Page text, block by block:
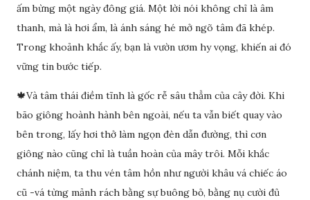
ấm bừng một ngày đông giá. Một lời nói không chỉ là âm
thanh, mà là hơi ẩm, là ánh sáng hé mở ngõ tâm đã khép.
Trong khoảnh khắc ấy, bạn là vườn ươm hy vọng, khiến ai đó
vững tin bước tiếp.
🍁Và tâm thái điềm tĩnh là gốc rễ sâu thẳm của cây đời. Khi
bão giông hoành hành bên ngoài, nếu ta vẫn biết quay vào
bên trong, lấy hơi thở làm ngọn đèn dẫn đường, thì cơn
giông nào cũng chỉ là tuần hoàn của mây trôi. Mỗi khắc
chánh niệm, ta thu vén tâm hồn như người khâu vá chiếc áo
cũ -vá từng mảnh rách bằng sự buông bỏ, bằng nụ cười đủ